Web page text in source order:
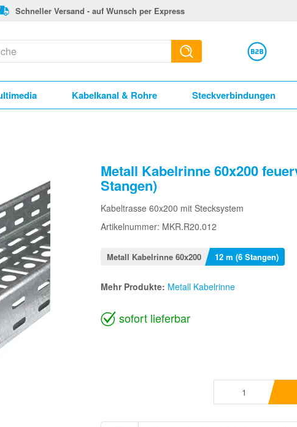
Schneller Versand - auf Wunsch per Express
Kabelkanal & Rohre Steckverbindungen
Metall Kabelrinne 60x200
Stangen)
Kabeltrasse 60x200 mit Stecksystem
Artikelnummer: MKR.R20.012
Metall Kabelrinne 60x200 12 m (6 Stangen)
Mehr Produkte: Metall Kabelrinne
sofort lieferbar